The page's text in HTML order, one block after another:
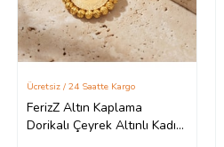
FerizZ Altın Kaplama
Dorikalı Çeyrek Altınlı Kadın
Ücretsiz / 24 Saatte Kargo